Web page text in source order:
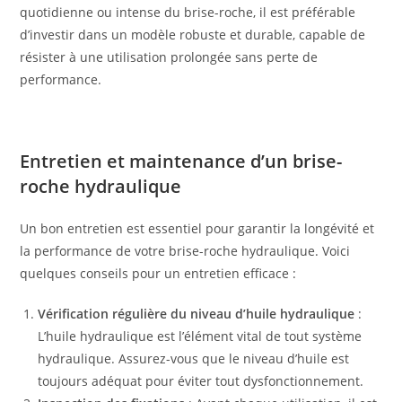
quotidienne ou intense du brise-roche, il est préférable
d’investir dans un modèle robuste et durable, capable de
résister à une utilisation prolongée sans perte de
performance.
Entretien et maintenance d’un brise-
roche hydraulique
Un bon entretien est essentiel pour garantir la longévité et
la performance de votre brise-roche hydraulique. Voici
quelques conseils pour un entretien efficace :
Vérification régulière du niveau d’huile hydraulique :
L’huile hydraulique est l’élément vital de tout système
hydraulique. Assurez-vous que le niveau d’huile est
toujours adéquat pour éviter tout dysfonctionnement.